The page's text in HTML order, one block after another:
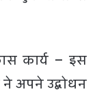
कार्य – इस
अपने उद्बोधन